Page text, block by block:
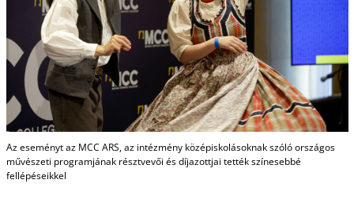
Az eseményt az MCC ARS, az intézmény középiskolásoknak szóló országos
művészeti programjának résztvevői és díjazottjai tették színesebbé
fellépéseikkel